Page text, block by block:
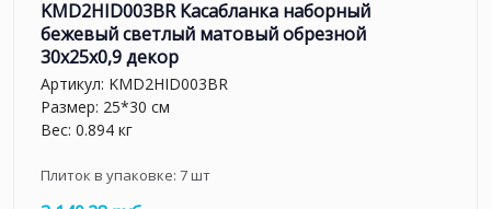
KMD2HID003BR Касабланка наборный
бежевый светлый матовый обрезной
30x25x0,9 декор
Артикул: KMD2HID003BR
Размер: 25*30 см
Вес: 0.894 кг
Плиток в упаковке: 7шт